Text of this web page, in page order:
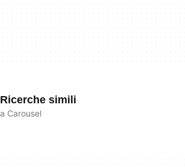
Ricerche simili
a Carousel